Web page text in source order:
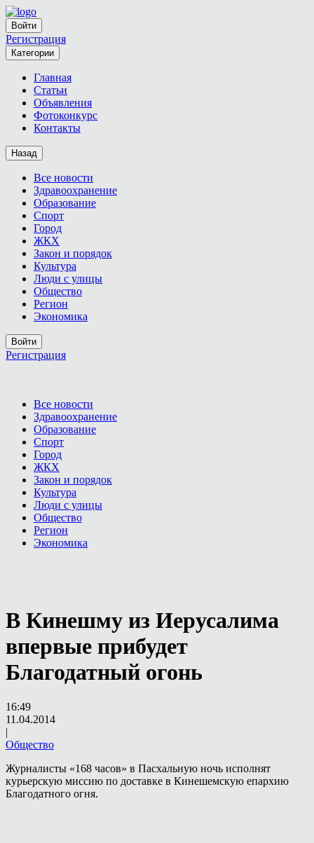
Войти
Регистрация
Категории
Главная
Статьи
Объявления
Фотоконкурс
Контакты
Назад
Все новости
Здравоохранение
Образование
Спорт
Город
ЖКХ
Закон и порядок
Культура
Люди с улицы
Общество
Регион
Экономика
Войти
Регистрация
Все новости
Здравоохранение
Образование
Спорт
Город
ЖКХ
Закон и порядок
Культура
Люди с улицы
Общество
Регион
Экономика
В Кинешму из Иерусалима
впервые прибудет
Благодатный огонь
16:49
11.04.2014
|
Общество
Журналисты «168 часов» в Пасхальную ночь исполнят
курьерскую миссию по доставке в Кинешемскую епархию
Благодатного огня.